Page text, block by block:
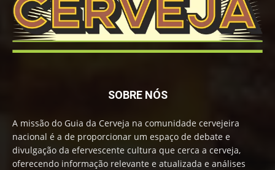
SOBRE NÓS
A missão do Guia da Cerveja na comunidade cervejeira
nacional é a de proporcionar um espaço de debate e
divulgação da efervescente cultura que cerca a cerveja,
oferecendo informação relevante e atualizada e análises